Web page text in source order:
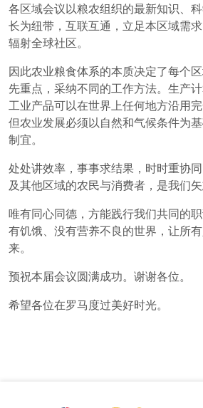
各区域会议以粮农组织的最新知识、
长为纽带，互联互通，立足本区域需
辐射全球社区。
因此农业粮食体系的本质决定了每个
先重点，采纳不同的工作方法。生产
工业产品可以在世界上任何地方沿用
但农业发展必须以自然和气候条件为
制宜。
处处讲效率，事事求结果，时时重协
及其他区域的农民与消费者，是我们矢
唯有同心同德，方能践行我们共同的
有饥饿、没有营养不良的世界，让所
来。
预祝本届会议圆满成功。谢谢各位。
希望各位在罗马度过美好时光。